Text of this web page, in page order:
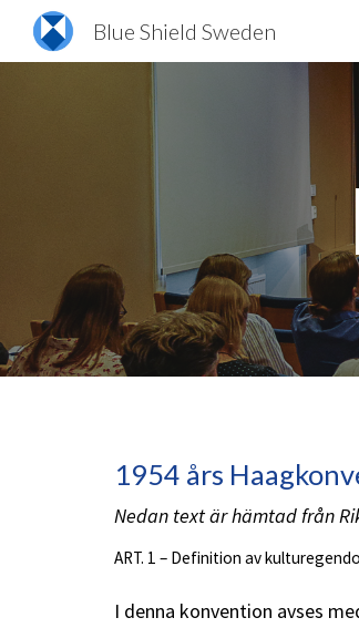
Blue Shield Sweden
1954 års
Nedan text är hämtad från
ART. 1 – Definition av
I denna konvention avses